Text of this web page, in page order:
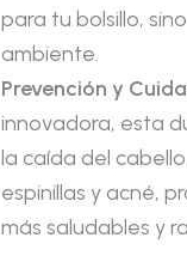
para tu bolsillo,
ambiente.
Prevención y
innovadora, esta
la caída del
espinillas y acné,
más saludables y